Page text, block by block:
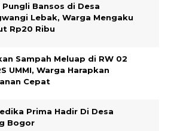
Pungli Bansos di Desa
Lebak, Warga Mengaku
Rp20 Ribu
Sampah Meluap di RW 02
UMMI, Warga Harapkan
Cepat
Prima Hadir Di Desa
Bogor